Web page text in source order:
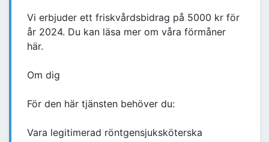
Vi erbjuder ett friskvårdsbidrag på 5000 kr för
år 2024. Du kan läsa mer om våra förmåner
här.
Om dig
För den här tjänsten behöver du:
Vara legitimerad röntgensjuksköterska